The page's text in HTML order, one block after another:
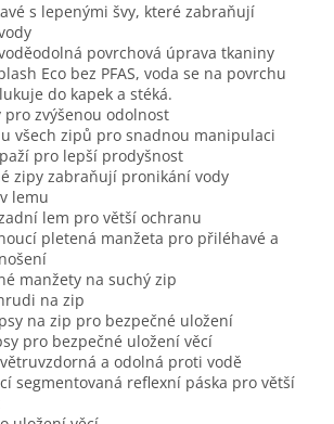
s lepenými švy, které zabraňují
povrchová úprava tkaniny
Eco bez PFAS, voda se na povrchu
do kapek a stéká.
pro zvýšenou odolnost
u všech zipů pro snadnou manipulaci
pro lepší prodyšnost
zipy zabraňují pronikání vody
lemu
lem pro větší ochranu
pletená manžeta pro přiléhavé a
manžety na suchý zip
na zip
na zip pro bezpečné uložení
pro bezpečné uložení věcí
a odolná proti vodě
segmentovaná reflexní páska pro větší